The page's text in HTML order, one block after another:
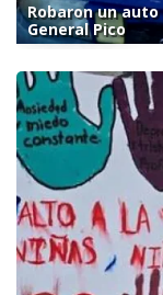
Robaron un
General Pico